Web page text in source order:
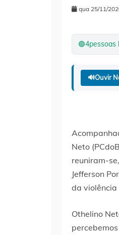
qua 25/11/
🟢4pessoas
🔊Ouvir
Neto
reuniram-
Jefferson
da violência
Othelino